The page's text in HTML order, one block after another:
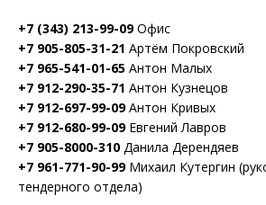
+7 (343) 213-99-09Офис
+7 905-805-31-21 Артём Покровский
+7 965-541-01-65 Антон Малых
+7 912-290-35-71 Антон Кузнецов
+7 912-697-99-09Антон Кривых
+7 912-680-99-09Евгений Лавров
+7 905-8000-310 Данила Дерендяев
+7 961-771-90-99Михаил Кутергин
тендерного отдела)